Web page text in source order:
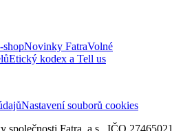
shopNovinky FatraVolné
Etický kodex a Tell us
Nastavení souborů cookies
společnosti Fatra, a.s., IČO 27465021,